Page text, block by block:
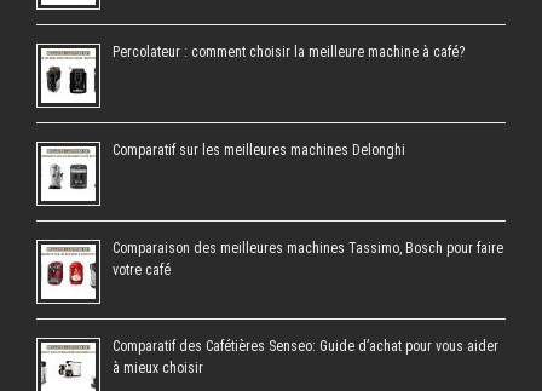
Percolateur : comment choisir la meilleure machine à café?
Comparatif sur les meilleures machines Delonghi
Comparaison des meilleures machines Tassimo, Bosch pour faire
votre café
Comparatif des Cafétières Senseo: Guide d’achat pour vous aider
à mieux choisir